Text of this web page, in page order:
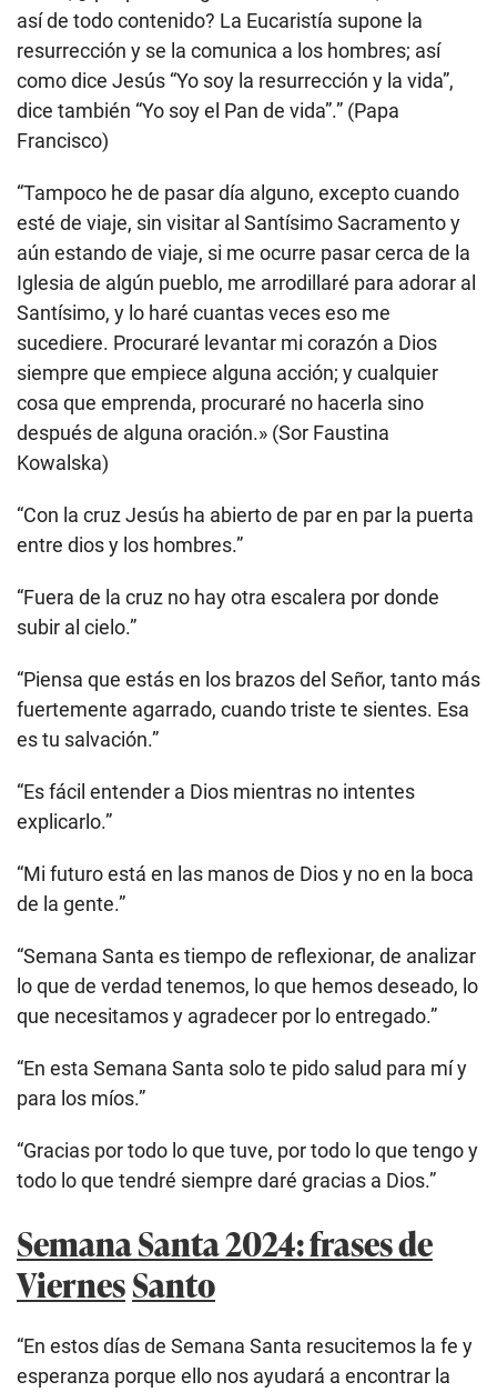
así de todo contenido? La Eucaristía supone la
resurrección y se la comunica a los hombres; así
como dice Jesús “Yo soy la resurrección y la vida”,
dice también “Yo soy el Pan de vida”.” (Papa
Francisco)
“Tampoco he de pasar día alguno, excepto cuando
esté de viaje, sin visitar al Santísimo Sacramento y
aún estando de viaje, si me ocurre pasar cerca de la
Iglesia de algún pueblo, me arrodillaré para adorar al
Santísimo, y lo haré cuantas veces eso me
sucediere. Procuraré levantar mi corazón a Dios
siempre que empiece alguna acción; y cualquier
cosa que emprenda, procuraré no hacerla sino
después de alguna oración.» (Sor Faustina
Kowalska)
“Con la cruz Jesús ha abierto de par en par la puerta
entre dios y los hombres.”
“Fuera de la cruz no hay otra escalera por donde
subir al cielo.”
“Piensa que estás en los brazos del Señor, tanto más
fuertemente agarrado, cuando triste te sientes. Esa
es tu salvación.”
“Es fácil entender a Dios mientras no intentes
explicarlo.”
“Mi futuro está en las manos de Dios y no en la boca
de la gente.”
“Semana Santa es tiempo de reflexionar, de analizar
lo que de verdad tenemos, lo que hemos deseado, lo
que necesitamos y agradecer por lo entregado.”
“En esta Semana Santa solo te pido salud para mí y
para los míos.”
“Gracias por todo lo que tuve, por todo lo que tengo y
todo lo que tendré siempre daré gracias a Dios.”
Semana Santa 2024: frases de
ViernesSanto
“En estos días de Semana Santa resucitemos la fe y
esperanza porque ello nos ayudará a encontrar la